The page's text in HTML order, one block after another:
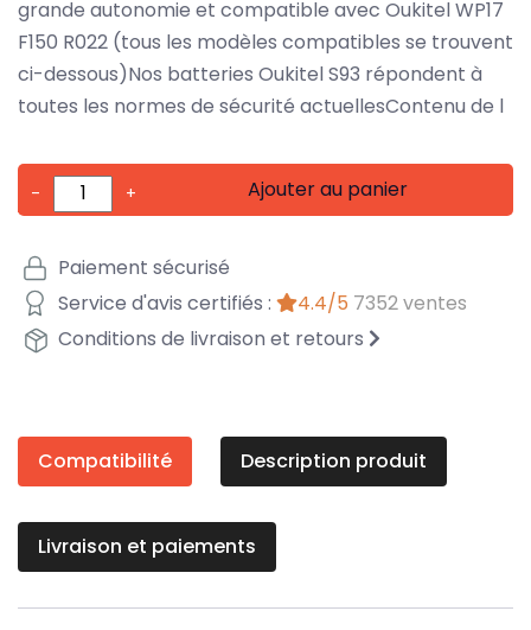
grande autonomie et compatible avec Oukitel WP17
F150 R022 (tous les modèles compatibles se trouvent
ci-dessous)Nos batteries Oukitel S93 répondent à
toutes les normes de sécurité actuellesContenu de l
- + Ajouter au panier
Paiement sécurisé
Service d'avis certifiés :
4.4/5 7352 ventes
Conditions de livraison et retours
Compatibilité Description produit
Livraison et paiements